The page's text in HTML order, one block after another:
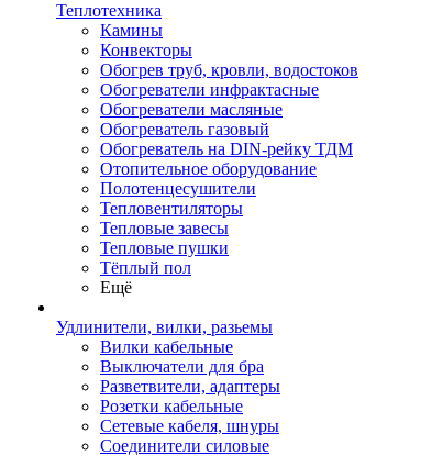
Теплотехника
Камины
Конвекторы
Обогрев труб, кровли, водостоков
Обогреватели инфрактасные
Обогреватели масляные
Обогреватель газовый
Обогреватель на DIN-рейку ТДМ
Отопительное оборудование
Полотенцесушители
Тепловентиляторы
Тепловые завесы
Тепловые пушки
Тёплый пол
Ещё
Удлинители, вилки, разьемы
Вилки кабельные
Выключатели для бра
Разветвители, адаптеры
Розетки кабельные
Сетевые кабеля, шнуры
Соединители силовые